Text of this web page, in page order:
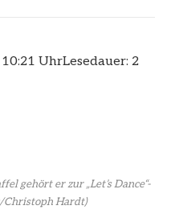
UhrLesedauer: 2
gehört er zur „Let’s Dance“-
Christoph Hardt)